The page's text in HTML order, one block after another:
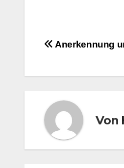
Anerkennung
Von